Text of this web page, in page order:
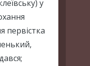
у
первістка